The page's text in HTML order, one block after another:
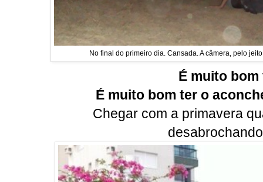
No final do primeiro dia. Cansada. A câmera, pelo
É muito
É muito bom ter o
Chegar com a primavera